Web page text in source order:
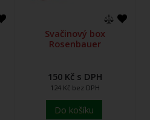
Svačinový box
Rosenbauer
150 Kč s DPH
124 Kč bez DPH
Do košíku